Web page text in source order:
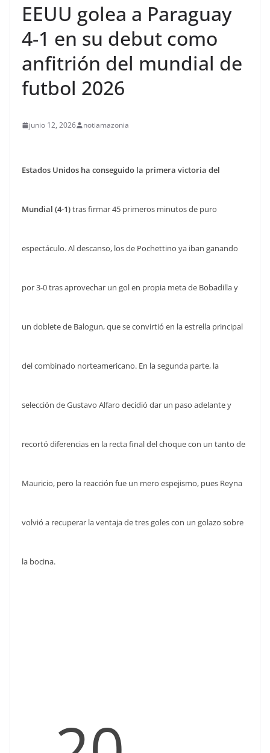
EEUU golea a Paraguay
4-1 en su debut como
anfitrión del mundial de
futbol 2026
junio 12, 2026 notiamazonia
Estados Unidos ha conseguido la primera victoria del
Mundial (4-1)tras firmar 45 primeros minutos de puro
espectáculo. Al descanso, los de Pochettino ya iban ganando
por 3-0 tras aprovechar un gol en propia meta de Bobadilla y
un doblete de Balogun, que se convirtió en la estrella principal
del combinado norteamericano. En la segunda parte, la
selección de Gustavo Alfaro decidió dar un paso adelante y
recortó diferencias en la recta final del choque con un tanto de
Mauricio, pero la reacción fue un mero espejismo, pues Reyna
volvió a recuperar la ventaja de tres goles con un golazo sobre
la bocina.